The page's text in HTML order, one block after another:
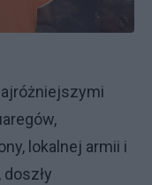
lokalnej armii i